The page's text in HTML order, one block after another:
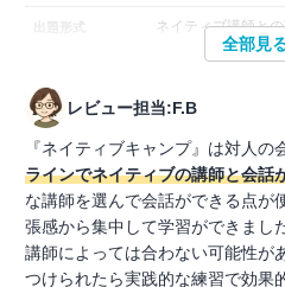
出題形式 ネイティブ講師と
全部見
レビュー担当:F.B
『ネイティブキャンプ』は対人の
ラインでネイティブの講師と会話
な講師を選んで会話ができる点が
張感から集中して学習ができまし
講師によっては合わない可能性が
つけられたら実践的な練習で効果